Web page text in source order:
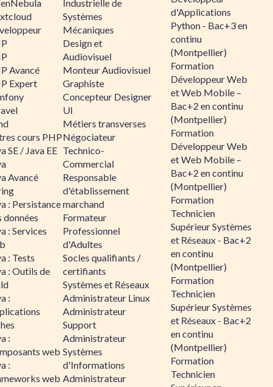
Avancé
Expert
cours PHP
SE / Java EE
Avancé
: Persistance
données
: Services
: Tests
: Outils de
:
:
web
:
web
Industrielle de
Systèmes
Mécaniques
Design et
Audiovisuel
Monteur Audiovisuel
Graphiste
Concepteur Designer
UI
Métiers transverses
Négociateur
Technico-
Commercial
Responsable
d'établissement
marchand
Formateur
Professionnel
d'Adultes
Socles qualifiants /
certifiants
Systèmes et Réseaux
Administrateur Linux
Administrateur
Support
Administrateur
Systèmes
d'Informations
Administrateur
d'Applications
Python - Bac+3 en
continu
(Montpellier)
Formation
Développeur Web
et Web Mobile –
Bac+2 en continu
(Montpellier)
Formation
Développeur Web
et Web Mobile –
Bac+2 en continu
(Montpellier)
Formation
Technicien
Supérieur Systèmes
et Réseaux - Bac+2
en continu
(Montpellier)
Formation
Technicien
Supérieur Systèmes
et Réseaux - Bac+2
en continu
(Montpellier)
Formation
Technicien